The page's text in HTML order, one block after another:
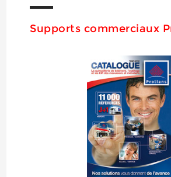
Supports commerciaux